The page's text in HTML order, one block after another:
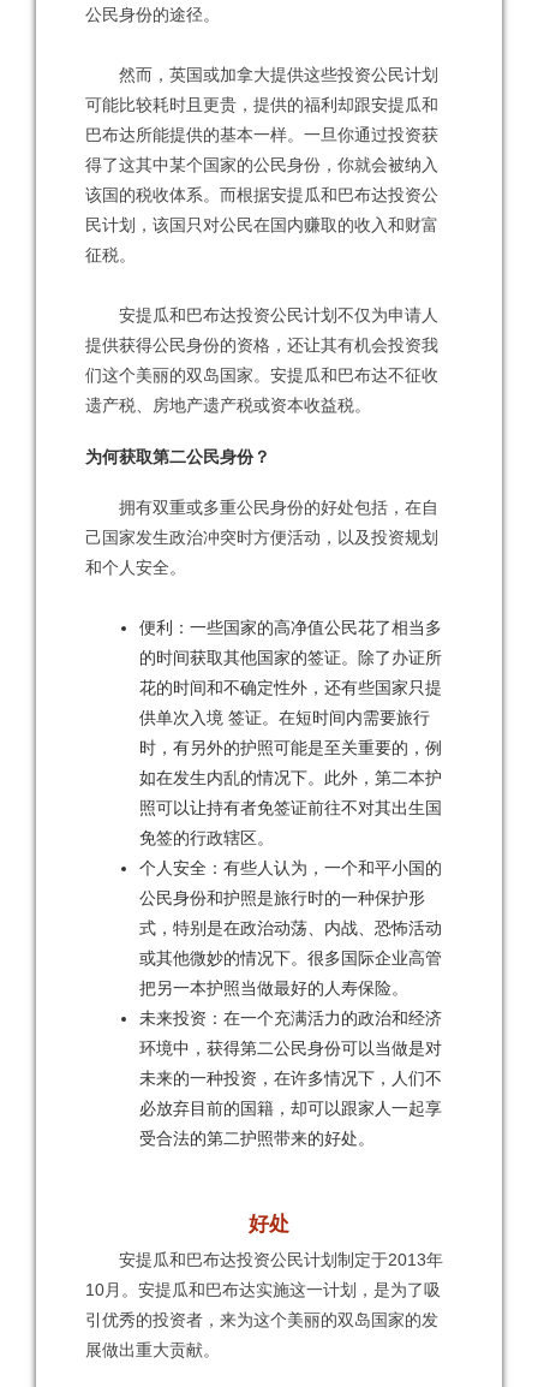
公民身份的途径。
然而，英国或加拿大提供这些投资公民计划
可能比较耗时且更贵，提供的福利却跟安提瓜和
巴布达所能提供的基本一样。一旦你通过投资获
得了这其中某个国家的公民身份，你就会被纳入
该国的税收体系。而根据安提瓜和巴布达投资公
民计划，该国只对公民在国内赚取的收入和财富
征税。
安提瓜和巴布达投资公民计划不仅为申请人
提供获得公民身份的资格，还让其有机会投资我
们这个美丽的双岛国家。安提瓜和巴布达不征收
遗产税、房地产遗产税或资本收益税。
为何获取第二公民身份？
拥有双重或多重公民身份的好处包括，在自
己国家发生政治冲突时方便活动，以及投资规划
和个人安全。
便利：一些国家的高净值公民花了相当多
的时间获取其他国家的签证。除了办证所
花的时间和不确定性外，还有些国家只提
供单次入境 签证。在短时间内需要旅行
时，有另外的护照可能是至关重要的，例
如在发生内乱的情况下。此外，第二本护
照可以让持有者免签证前往不对其出生国
免签的行政辖区。
个人安全：有些人认为，一个和平小国的
公民身份和护照是旅行时的一种保护形
式，特别是在政治动荡、内战、恐怖活动
或其他微妙的情况下。很多国际企业高管
把另一本护照当做最好的人寿保险。
未来投资：在一个充满活力的政治和经济
环境中，获得第二公民身份可以当做是对
未来的一种投资，在许多情况下，人们不
必放弃目前的国籍，却可以跟家人一起享
受合法的第二护照带来的好处。
好处
安提瓜和巴布达投资公民计划制定于2013年
10月。安提瓜和巴布达实施这一计划，是为了吸
引优秀的投资者，来为这个美丽的双岛国家的发
展做出重大贡献。